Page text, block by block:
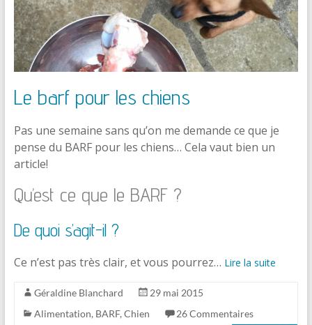
Le barf pour les chiens
Pas une semaine sans qu’on me demande ce que je
pense du BARF pour les chiens… Cela vaut bien un
article!
Qu’est ce que le BARF ?
De quoi s’agit-il ?
Ce n’est pas très clair, et vous pourrez… Lire la suite
Géraldine Blanchard
29 mai 2015
Alimentation, BARF, Chien 26 Commentaires